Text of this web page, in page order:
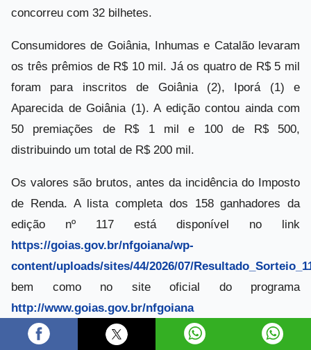
concorreu com 32 bilhetes.
Consumidores de Goiânia, Inhumas e Catalão levaram
os três prêmios de R$ 10 mil. Já os quatro de R$ 5 mil
foram para inscritos de Goiânia (2), Iporá (1) e
Aparecida de Goiânia (1). A edição contou ainda com
50 premiações de R$ 1 mil e 100 de R$ 500,
distribuindo um total de R$ 200 mil.
Os valores são brutos, antes da incidência do Imposto
de Renda. A lista completa dos 158 ganhadores da
edição nº 117 está disponível no link
https://goias.gov.br/nfgoiana/wp-
content/uploads/sites/44/2026/07/
bem como no site oficial do programa
http://www.goias.gov.br/nfgoiana
Também registraram ganhadores os municípios de